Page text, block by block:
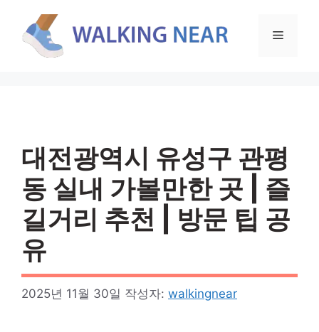
메
대전광역시 유성구 관평
동 실내 가볼만한 곳 | 즐
길거리 추천 | 방문 팁 공
유
2025년 11월 30일 작성자: walkingnear